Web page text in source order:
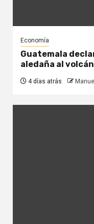
Economía
Guatemala
aledaña al
4 días atrás